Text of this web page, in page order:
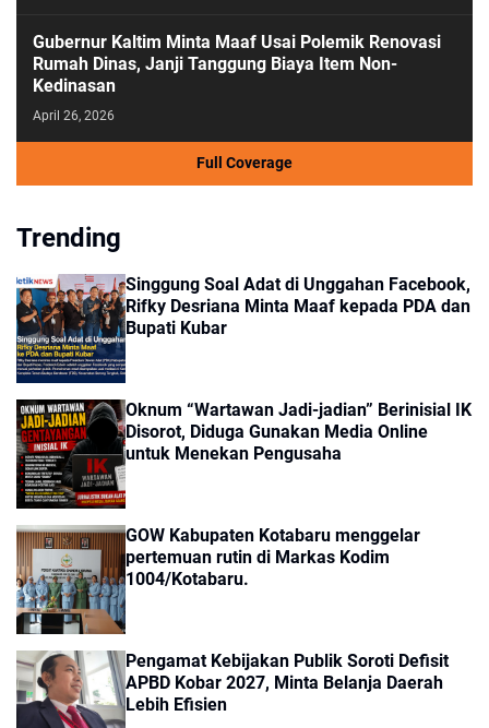
Gubernur Kaltim Minta Maaf Usai Polemik Renovasi
Rumah Dinas, Janji Tanggung Biaya Item Non-
Kedinasan
April 26, 2026
Full Coverage
Trending
Singgung Soal Adat di Unggahan Facebook,
Rifky Desriana Minta Maaf kepada PDA dan
Bupati Kubar
Oknum “Wartawan Jadi-jadian” Berinisial IK
Disorot, Diduga Gunakan Media Online
untuk Menekan Pengusaha
GOW Kabupaten Kotabaru menggelar
pertemuan rutin di Markas Kodim
1004/Kotabaru.
Pengamat Kebijakan Publik Soroti Defisit
APBD Kobar 2027, Minta Belanja Daerah
Lebih Efisien